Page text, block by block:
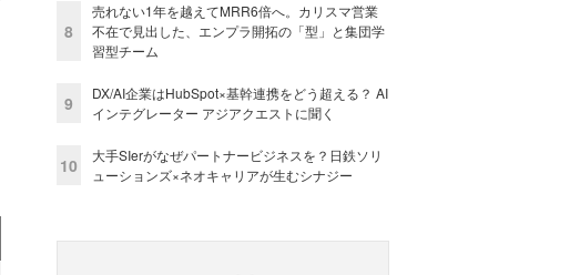
8
売れない1年を越えてMRR6倍へ。カリスマ営業
不在で見出した、エンプラ開拓の「型」と集団学
習型チーム
9
DX/AI企業はHubSpot×基幹連携をどう超える？ AI
インテグレーター アジアクエストに聞く
10
大手SIerがなぜパートナービジネスを？日鉄ソリ
ューションズ×ネオキャリアが生むシナジー